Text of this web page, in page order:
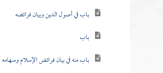
باب في أصول الدين وبيان فرائضه
باب
باب منه في بيان فرائض الإسلام وسهامه